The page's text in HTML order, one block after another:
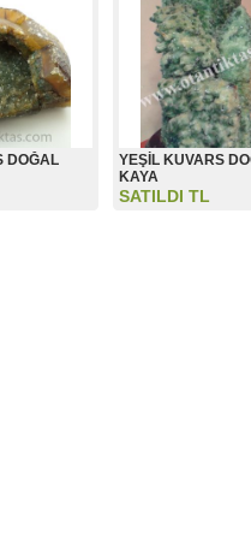
DOĞAL
YEŞİL KUVARS
KAYA
SATILDI TL